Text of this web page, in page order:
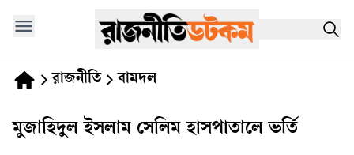
রাজনীতি বামদল
মুজাহিদুল ইসলাম সেলিম হাসপাতালে ভর্তি